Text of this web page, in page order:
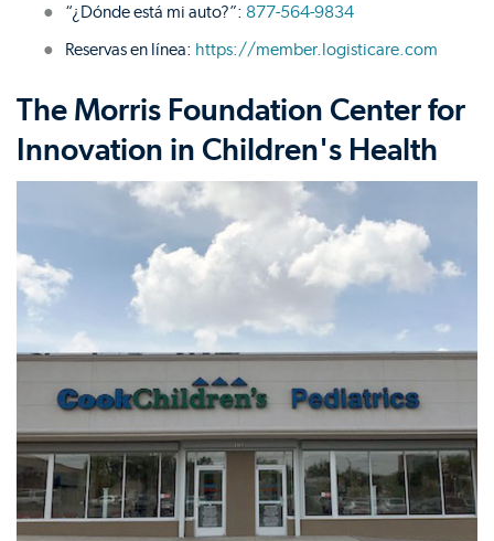
“¿Dónde está mi auto?”: 877-564-9834
Reservas en línea: https://member.logisticare.com
The Morris Foundation Center for
Innovation in Children's Health